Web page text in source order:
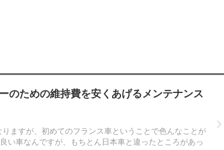
のための維持費を安くあげるメンテナンス
ますが、初めてのフランス車ということで色んなことが
い車なんですが、もちとん日本車と違ったところがあっ